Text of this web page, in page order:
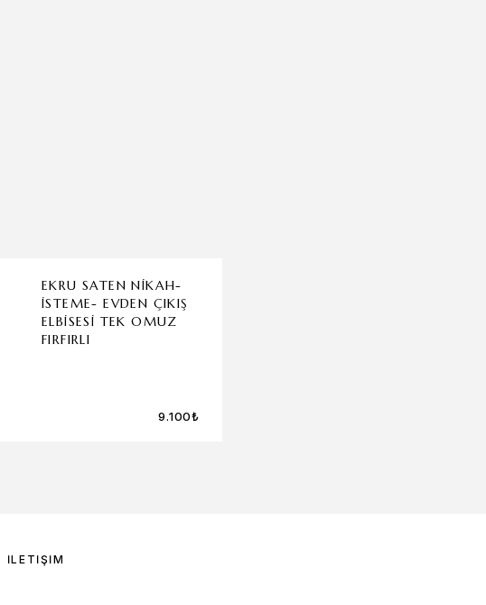
EKRU SATEN NIKAH-
İSTEME- EVDEN ÇIKIŞ
ELBISESI TEK OMUZ
FIRFIRLI
9.100₺
İLETIŞIM